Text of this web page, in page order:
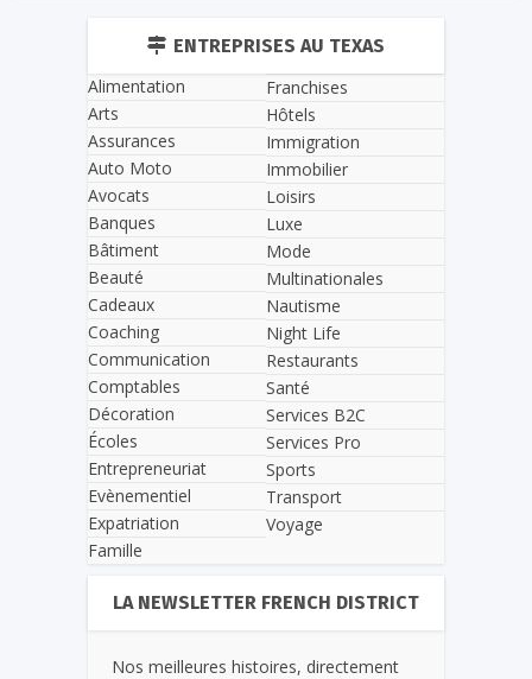
ENTREPRISES AU TEXAS
Alimentation
Arts
Assurances
Auto Moto
Avocats
Banques
Bâtiment
Beauté
Cadeaux
Coaching
Communication
Comptables
Décoration
Écoles
Entrepreneuriat
Evènementiel
Expatriation
Famille
Franchises
Hôtels
Immigration
Immobilier
Loisirs
Luxe
Mode
Multinationales
Nautisme
Night Life
Restaurants
Santé
Services B2C
Services Pro
Sports
Transport
Voyage
LA NEWSLETTER FRENCH DISTRICT
Nos meilleures histoires, directement